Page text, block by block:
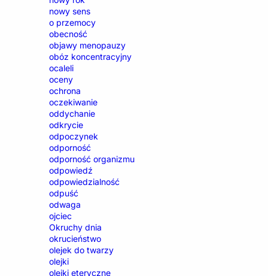
nowy sens
o przemocy
obecność
objawy menopauzy
obóz koncentracyjny
ocaleli
oceny
ochrona
oczekiwanie
oddychanie
odkrycie
odpoczynek
odporność
odporność organizmu
odpowiedź
odpowiedzialność
odpuść
odwaga
ojciec
Okruchy dnia
okrucieństwo
olejek do twarzy
olejki
olejki eteryczne